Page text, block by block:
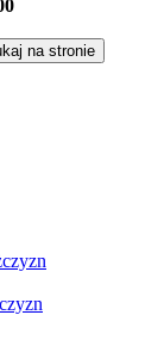
na stronie